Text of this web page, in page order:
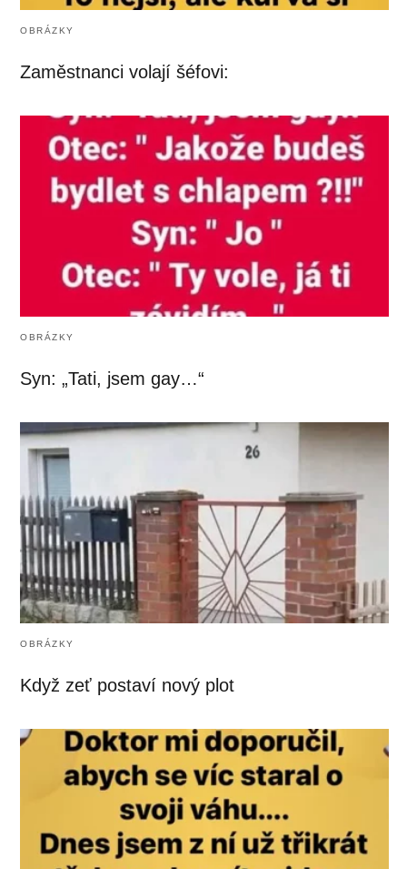
OBRÁZKY
Zaměstnanci volají šéfovi:
OBRÁZKY
Syn: „Tati, jsem gay…“
OBRÁZKY
Když zeť postaví nový plot